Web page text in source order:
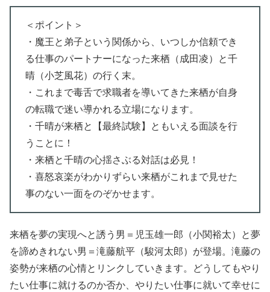
＜ポイント＞
・魔王と弟子という関係から、いつしか信頼でき
る仕事のパートナーになった来栖（成田凌）と千
晴（小芝風花）の行く末。
・これまで毒舌で求職者を導いてきた来栖が自身
の転職で迷い導かれる立場になります。
・千晴が来栖と【最終試験】ともいえる面談を行
うことに！
・来栖と千晴の心揺さぶる対話は必見！
・喜怒哀楽がわかりずらい来栖がこれまで見せた
事のない一面をのぞかせます。
来栖を夢の実現へと誘う男＝児玉雄一郎（小関裕太）と夢
を諦めきれない男＝滝藤航平（駿河太郎）が登場。滝藤の
姿勢が来栖の心情とリンクしていきます。どうしてもやり
たい仕事に就けるのか否か、やりたい仕事に就いて幸せに